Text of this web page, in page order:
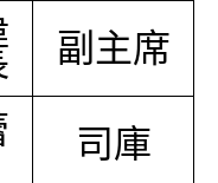
副主席
司庫